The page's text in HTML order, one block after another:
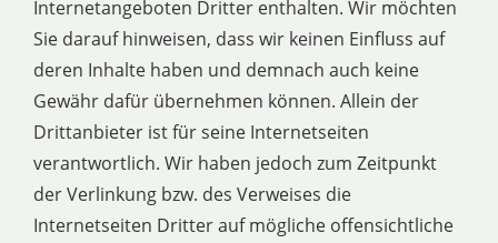
Internetangeboten Dritter enthalten. Wir möchten
Sie darauf hinweisen, dass wir keinen Einfluss auf
deren Inhalte haben und demnach auch keine
Gewähr dafür übernehmen können. Allein der
Drittanbieter ist für seine Internetseiten
verantwortlich. Wir haben jedoch zum Zeitpunkt
der Verlinkung bzw. des Verweises die
Internetseiten Dritter auf mögliche offensichtliche